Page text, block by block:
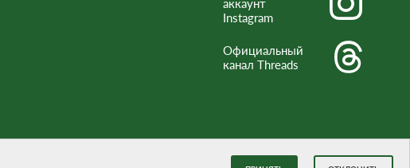
аккаунт
Instagram
Официальный
канал Threads